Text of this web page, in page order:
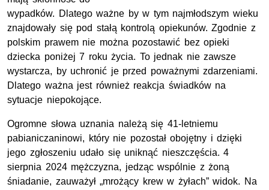
wypadków. Dlatego ważne by w tym najmłodszym wieku
znajdowały się pod stałą kontrolą opiekunów. Zgodnie z
polskim prawem nie można pozostawić bez opieki
dziecka poniżej 7 roku życia. To jednak nie zawsze
wystarcza, by uchronić je przed poważnymi zdarzeniami.
Dlatego ważna jest również reakcja świadków na
sytuacje niepokojące.
Ogromne słowa uznania należą się 41-letniemu
pabianiczaninowi, który nie pozostał obojętny i dzięki
jego zgłoszeniu udało się uniknąć nieszczęścia. 4
sierpnia 2024 mężczyzna, jedząc wspólnie z żoną
śniadanie, zauważył „mrożący krew w żyłach” widok. Na